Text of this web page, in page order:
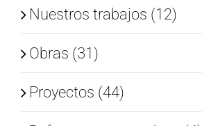
Nuestros trabajos (12)
Obras (31)
Proyectos (44)